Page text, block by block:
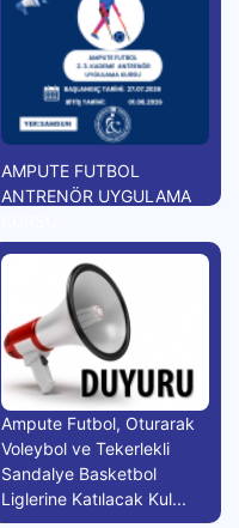
AMPUTE FUTBOL
ANTRENÖR UYGULAMA
Ampute Futbol, Oturarak
Voleybol ve Tekerlekli
Sandalye Basketbol
Liglerine Katılacak Kul...